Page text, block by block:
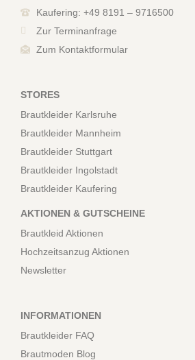
Kaufering: +49 8191 – 9716500
Zur Terminanfrage
Zum Kontaktformular
STORES
Brautkleider Karlsruhe
Brautkleider Mannheim
Brautkleider Stuttgart
Brautkleider Ingolstadt
Brautkleider Kaufering
AKTIONEN & GUTSCHEINE
Brautkleid Aktionen
Hochzeitsanzug Aktionen
Newsletter
INFORMATIONEN
Brautkleider FAQ
Brautmoden Blog